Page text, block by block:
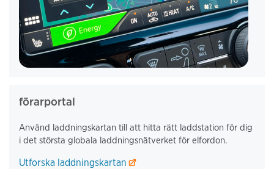
förarportal
Använd laddningskartan till att hitta rätt laddstation för dig
i det största globala laddningsnätverket för elfordon.
Utforska laddningskartan